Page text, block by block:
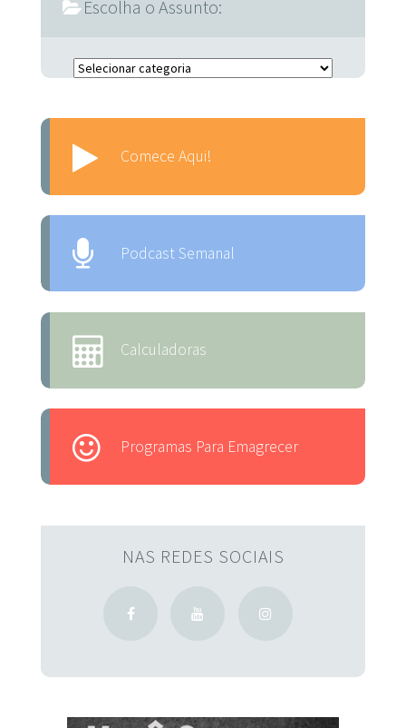
Escolha o Assunto:
Escolha o Assunto:
Comece Aqui!
Podcast Semanal
Calculadoras
Programas Para Emagrecer
NAS REDES SOCIAIS